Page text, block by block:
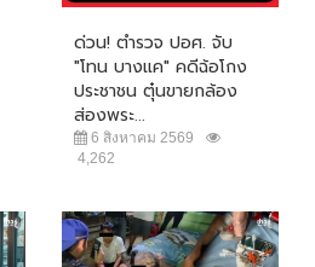
ด่วน! ตำรวจ ปอศ. จับ
"โทน บางแค" คดีฉ้อโกง
ประชาชน ตุ๋นขายกล้อง
ส่องพระ...
6 สิงหาคม 2569
4,262